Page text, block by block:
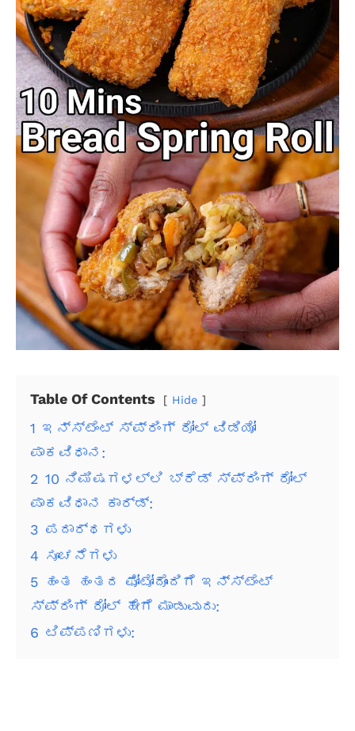
Table Of Contents Hide
1 ಇನ್ಸ್ಟೆಂಟ್ ಸ್ಪ್ರಿಂಗ್ ರೋಲ್ ವಿಡಿಯೋ
ಪಾಕವಿಧಾನ:
2 10 ನಿಮಿಷಗಳಲ್ಲಿ ಬ್ರೆಡ್ ಸ್ಪ್ರಿಂಗ್ ರೋಲ್
ಪಾಕವಿಧಾನ ಕಾರ್ಡ್:
3 ಪದಾರ್ಥಗಳು
4 ಸೂಚನೆಗಳು
5 ಹಂತ ಹಂತದ ಫೋಟೋದೊಂದಿಗೆ ಇನ್ಸ್ಟೆಂಟ್
ಸ್ಪ್ರಿಂಗ್ ರೋಲ್ ಹೇಗೆ ಮಾಡುವುದು:
6 ಟಿಪ್ಪಣಿಗಳು: